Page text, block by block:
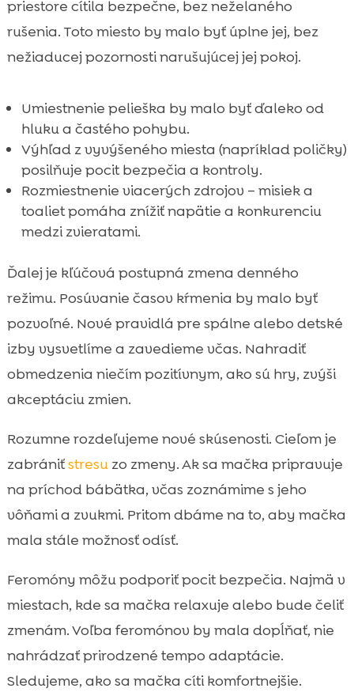
priestore cítila bezpečne, bez neželaného
rušenia. Toto miesto by malo byť úplne jej, bez
nežiaducej pozornosti narušujúcej jej pokoj.
Umiestnenie pelieška by malo byť ďaleko od
hluku a častého pohybu.
Výhľad z vyvýšeného miesta (napríklad poličky)
posilňuje pocit bezpečia a kontroly.
Rozmiestnenie viacerých zdrojov – misiek a
toaliet pomáha znížiť napätie a konkurenciu
medzi zvieratami.
Ďalej je kľúčová postupná zmena denného
režimu. Posúvanie časov kŕmenia by malo byť
pozvoľné. Nové pravidlá pre spálne alebo detské
izby vysvetlíme a zavedieme včas. Nahradiť
obmedzenia niečím pozitívnym, ako sú hry, zvýši
akceptáciu zmien.
Rozumne rozdeľujeme nové skúsenosti. Cieľom je
zabrániťstresuzo zmeny. Ak sa mačka pripravuje
na príchod bábätka, včas zoznámime s jeho
vôňami a zvukmi. Pritom dbáme na to, aby mačka
mala stále možnosť odísť.
Feromóny môžu podporiť pocit bezpečia. Najmä v
miestach, kde sa mačka relaxuje alebo bude čeliť
zmenám. Voľba feromónov by mala dopĺňať, nie
nahrádzať prirodzené tempo adaptácie.
Sledujeme, ako sa mačka cíti komfortnejšie.